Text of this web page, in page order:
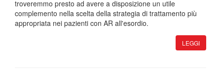
troveremmo presto ad avere a disposizione un utile
complemento nella scelta della strategia di trattamento più
appropriata nei pazienti con AR all'esordio.
LEGGI